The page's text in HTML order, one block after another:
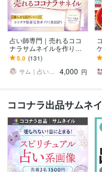
占い師専門｜売れるココ
ナラサムネイルを作りま
す 【55P特典付】競合分
析・タイトル提案で集客U
P♪
5.0 (131)
サム｜占い・スピリチュアル専門クリエイタ
4,000 円
ココナラ出品サムネ